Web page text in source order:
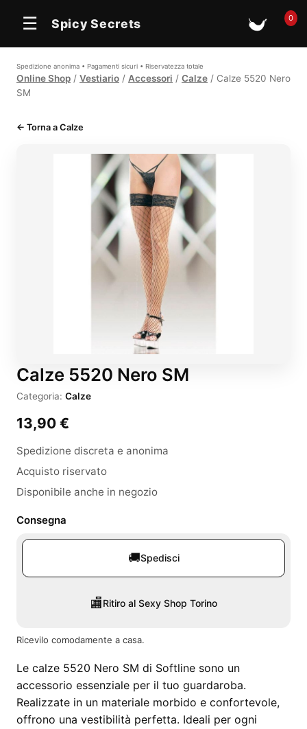
☰ Spicy Secrets 🛒0
Spedizione anonima • Pagamenti sicuri • Riservatezza totale
Online Shop / Vestiario / Accessori / Calze / Calze 5520 Nero
SM
← Torna a Calze
Calze 5520 Nero SM
Categoria: Calze
13,90 €
Spedizione discreta e anonima
Acquisto riservato
Disponibile anche in negozio
Consegna
🚚Spedisci
🏬Ritiro al Sexy Shop Torino
Ricevilo comodamente a casa.
Le calze 5520 Nero SM di Softline sono un
accessorio essenziale per il tuo guardaroba.
Realizzate in un materiale morbido e confortevole,
offrono una vestibilità perfetta. Ideali per ogni
In